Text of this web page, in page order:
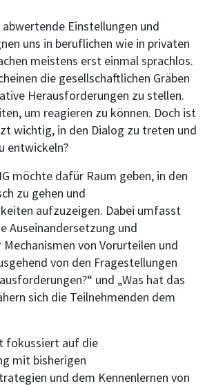
Einstellungen und
uns in beruflichen wie in privaten
meistens erst einmal sprachlos.
die gesellschaftlichen Gräben
Herausforderungen zu stellen.
um reagieren zu können. Doch ist
wichtig, in den Dialog zu treten und
entwickeln?
möchte dafür Raum geben, in den
zu gehen und
aufzuzeigen. Dabei umfasst
Auseinandersetzung und
von Vorurteilen und
von den Fragestellungen
und „Was hat das
sich die Teilnehmenden dem
fokussiert auf die
mit bisherigen
und dem Kennenlernen von